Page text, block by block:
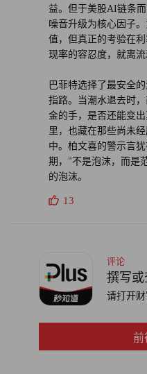
益。但于美股AI链条
噪音升级为核心因子
值，但真正的考验在
现率的容忍度，就离流
巴菲特选择了最安全
指路。当潮水退去时
金的手，是否还能变
里，也藏在那些尚未
中。柏文喜的警示言
期，"不是泡沫，而是
的泡沫。
13
评论
撰写
请打开财
前